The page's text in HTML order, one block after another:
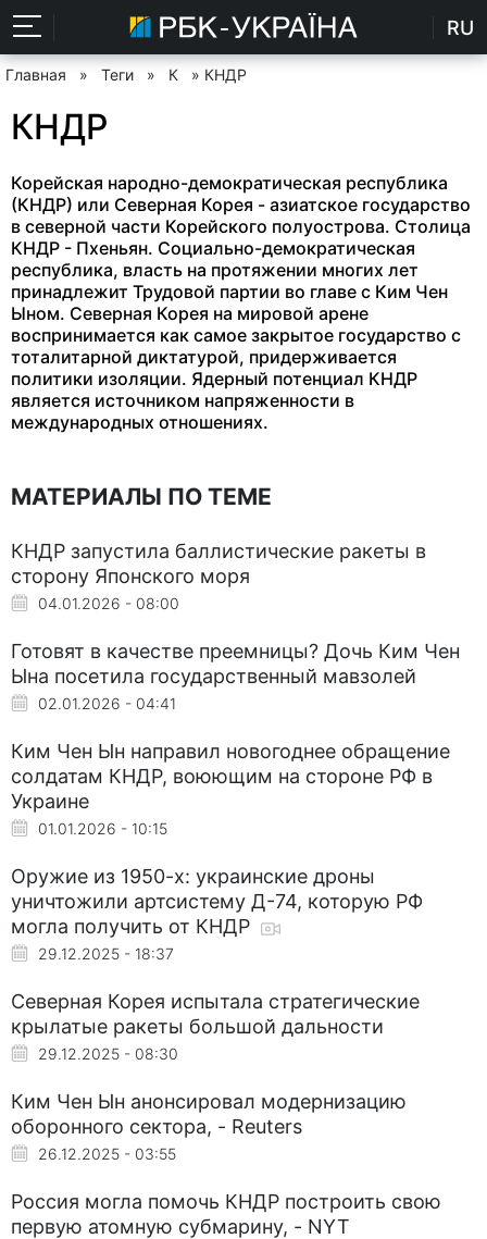
RU
Главная » Теги » К » КНДР
КНДР
Корейская народно-демократическая республика
(КНДР) или Северная Корея - азиатское государство
в северной части Корейского полуострова. Столица
КНДР - Пхеньян. Социально-демократическая
республика, власть на протяжении многих лет
принадлежит Трудовой партии во главе с Ким Чен
Ыном. Северная Корея на мировой арене
воспринимается как самое закрытое государство с
тоталитарной диктатурой, придерживается
политики изоляции. Ядерный потенциал КНДР
является источником напряженности в
международных отношениях.
МАТЕРИАЛЫ ПО ТЕМЕ
КНДР запустила баллистические ракеты в
сторону Японского моря
04.01.2026 - 08:00
Готовят в качестве преемницы? Дочь Ким Чен
Ына посетила государственный мавзолей
02.01.2026 - 04:41
Ким Чен Ын направил новогоднее обращение
солдатам КНДР, воюющим на стороне РФ в
Украине
01.01.2026 - 10:15
Оружие из 1950-х: украинские дроны
уничтожили артсистему Д-74, которую РФ
могла получить от КНДР
29.12.2025 - 18:37
Северная Корея испытала стратегические
крылатые ракеты большой дальности
29.12.2025 - 08:30
Ким Чен Ын анонсировал модернизацию
оборонного сектора, - Reuters
26.12.2025 - 03:55
Россия могла помочь КНДР построить свою
первую атомную субмарину, - NYT